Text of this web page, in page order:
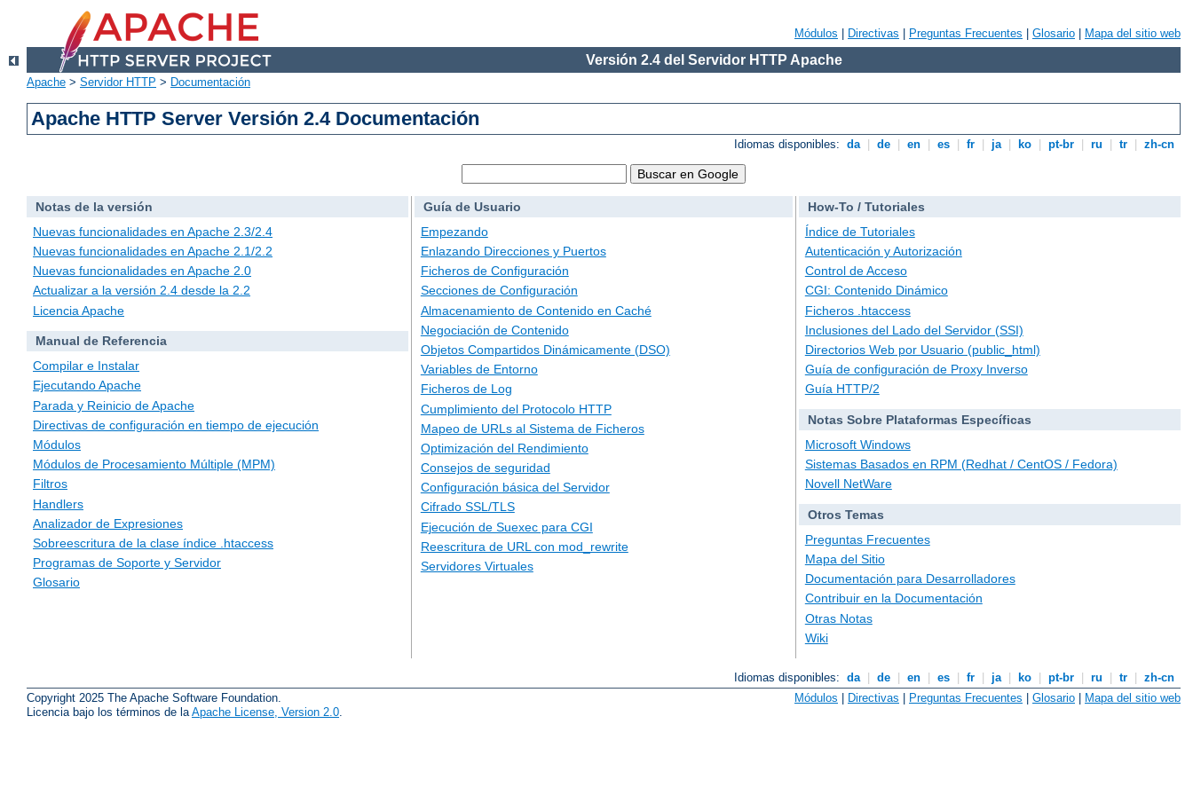
Módulos Directivas Preguntas Frecuentes Glosario Mapa del sitio web
Versión 2.4 del Servidor HTTP Apache
Apache > Servidor HTTP > Documentación
Apache HTTP Server Versión 2.4 Documentación
Idiomas disponibles: da de en es fr ja ko pt-br ru tr zh-cn
Notas de la versión
Nuevas funcionalidades en Apache 2.3/2.4
Nuevas funcionalidades en Apache 2.1/2.2
Nuevas funcionalidades en Apache 2.0
Actualizar a la versión 2.4 desde la 2.2
Licencia Apache
Manual de Referencia
Compilar e Instalar
Ejecutando Apache
Parada y Reinicio de Apache
Directivas de configuración en tiempo de ejecución
Módulos
Módulos de Procesamiento Múltiple (MPM)
Filtros
Handlers
Analizador de Expresiones
Sobreescritura de la clase índice .htaccess
Programas de Soporte y Servidor
Glosario
Guía de Usuario
Empezando
Enlazando Direcciones y Puertos
Ficheros de Configuración
Secciones de Configuración
Almacenamiento de Contenido en Caché
Negociación de Contenido
Objetos Compartidos Dinámicamente (DSO)
Variables de Entorno
Ficheros de Log
Cumplimiento del Protocolo HTTP
Mapeo de URLs al Sistema de Ficheros
Optimización del Rendimiento
Consejos de seguridad
Configuración básica del Servidor
Cifrado SSL/TLS
Ejecución de Suexec para CGI
Reescritura de URL con mod_rewrite
Servidores Virtuales
How-To / Tutoriales
Índice de Tutoriales
Autenticación y Autorización
Control de Acceso
CGI: Contenido Dinámico
Ficheros .htaccess
Inclusiones del Lado del Servidor (SSI)
Directorios Web por Usuario (public_html)
Guía de configuración de Proxy Inverso
Guía HTTP/2
Notas Sobre Plataformas Específicas
Microsoft Windows
Sistemas Basados en RPM (Redhat / CentOS / Fedora)
Novell NetWare
Otros Temas
Preguntas Frecuentes
Mapa del Sitio
Documentación para Desarrolladores
Contribuir en la Documentación
Otras Notas
Wiki
Idiomas disponibles: da de en es fr ja ko pt-br ru tr
zh-cn
Copyright 2025 The Apache Software Foundation.
Licencia bajo los términos de la Apache License, Version 2.0
Módulos | Directivas | Preguntas Frecuentes | Glosario | Mapa del sitio web